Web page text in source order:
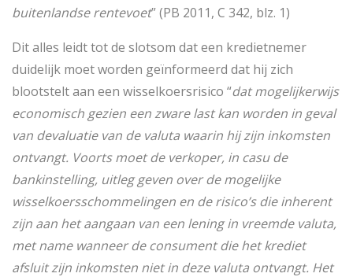
buitenlandse rentevoet” (PB 2011, C 342, blz. 1)
Dit alles leidt tot de slotsom dat een kredietnemer
duidelijk moet worden geïnformeerd dat hij zich
blootstelt aan een wisselkoersrisico “dat mogelijkerwijs
economisch gezien een zware last kan worden in geval
van devaluatie van de valuta waarin hij zijn inkomsten
ontvangt. Voorts moet de verkoper, in casu de
bankinstelling, uitleg geven over de mogelijke
wisselkoersschommelingen en de risico’s die inherent
zijn aan het aangaan van een lening in vreemde valuta,
met name wanneer de consument die het krediet
afsluit zijn inkomsten niet in deze valuta ontvangt. Het